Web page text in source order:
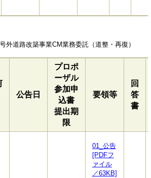
外道路改築事業CM業務委託（道整・再復）
公告日
プロポ
ーザル
参加申
込書
提出期
限
要領等
回
答
書
01_公告
[PDFフ
ァイル
／63KB]